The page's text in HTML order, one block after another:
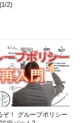
2)
ぞ！ グループポリシー